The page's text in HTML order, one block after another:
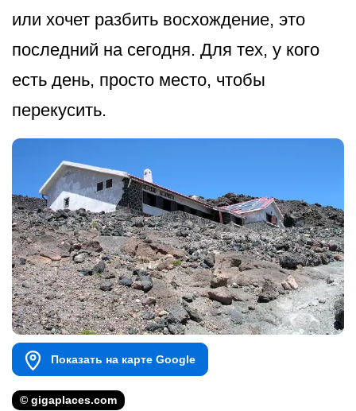
или хочет разбить восхождение, это
последний на сегодня. Для тех, у кого
есть день, просто место, чтобы
перекусить.
Показать на карте Google
© gigaplaces.com